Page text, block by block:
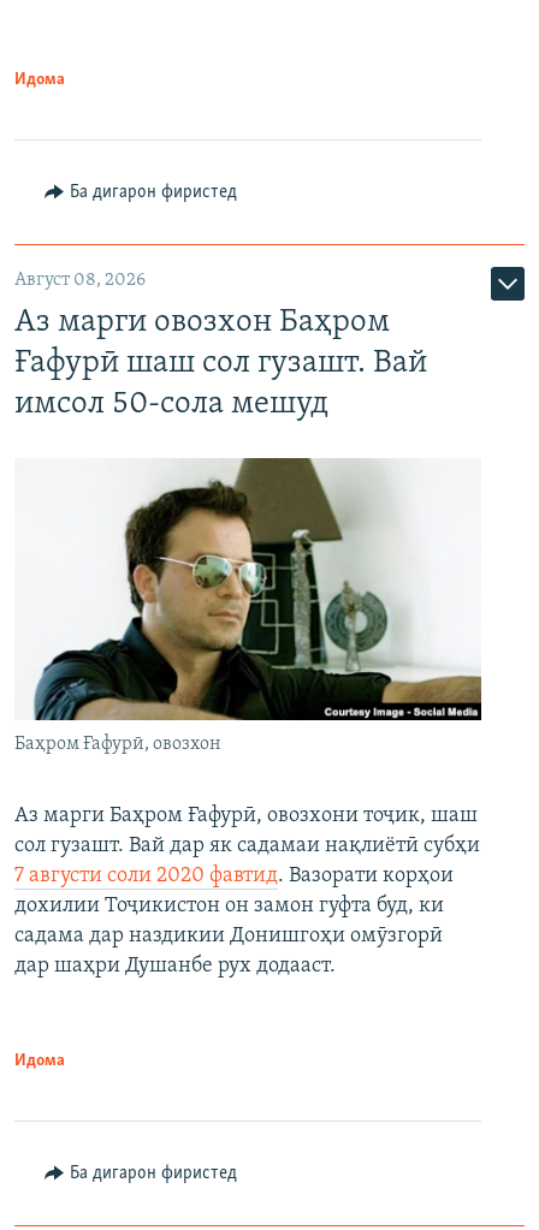
Идома
Ба дигарон фиристед
Август 08, 2026
Аз марги овозхон Баҳром
Ғафурӣ шаш сол гузашт. Вай
имсол 50-сола мешуд
Баҳром Ғафурӣ, овозхон
Аз марги Баҳром Ғафурӣ, овозхони тоҷик, шаш
сол гузашт. Вай дар як садамаи нақлиётӣ субҳи
7 августи соли 2020 фавтид. Вазорати корҳои
дохилии Тоҷикистон он замон гуфта буд, ки
садама дар наздикии Донишгоҳи омӯзгорӣ
дар шаҳри Душанбе рух додааст.
Идома
Ба дигарон фиристед